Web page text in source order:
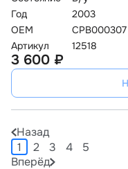
Год
2003
OEM
CPB000307
Артикул
12518
3 600 ₽
Назад
1
2 3 4
5
Вперёд